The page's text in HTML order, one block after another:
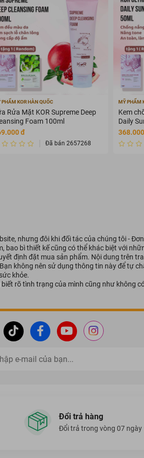
PHẨM KOR HÀN QUỐC
Rửa Mặt KOR Supreme Deep
Foam 100ml
đ
Đã bán 2657268
MỸ PHẨM
Kem
Daily
++++
nhưng đôi khi đối tác của chúng tôi -
bì thiết kế cũng có thể khác biệt với
định đặt mua sản phẩm. Nội dung trên
không nên sử dụng thông tin này để tự
khỏe.
rõ tình trạng của mình cũng như không
Đổi trả hàng
Đổi trả trong vòng 07 ngày